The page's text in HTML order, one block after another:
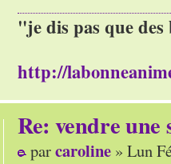
"je dis pas que
http://
Re: vendre une
parcaroline » Lun